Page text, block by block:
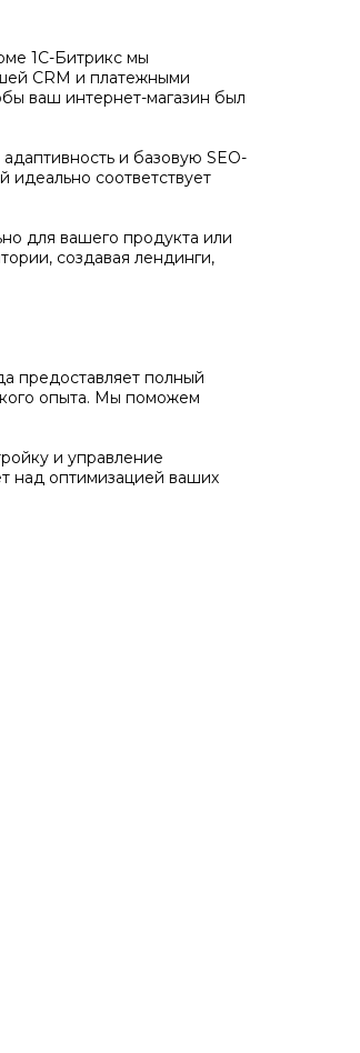
1С-Битрикс мы
CRM и платежными
ваш интернет-магазин был
и базовую SEO-
идеально соответствует
для вашего продукта или
создавая лендинги,
предоставляет полный
опыта. Мы поможем
и управление
над оптимизацией ваших